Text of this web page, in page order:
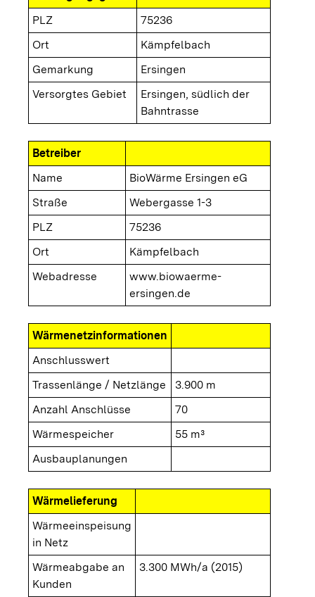
PLZ
75236
Ort
Kämpfelbach
Gemarkung
Ersingen
Versorgtes Gebiet
Ersingen, südlich der
Bahntrasse
Betreiber
Name
BioWärme Ersingen eG
Straße
Webergasse 1-3
PLZ
75236
Ort
Kämpfelbach
Webadresse
www.biowaerme-
ersingen.de
Wärmenetzinformationen
Anschlusswert
Trassenlänge / Netzlänge
3.900 m
Anzahl Anschlüsse
70
Wärmespeicher
55 m³
Ausbauplanungen
Wärmelieferung
Wärmeeinspeisung
in Netz
Wärmeabgabe an
Kunden
3.300 MWh/a (2015)